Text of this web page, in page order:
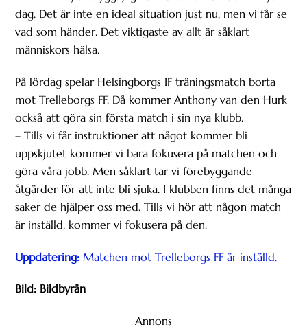
dag. Det är inte en ideal situation just nu, men vi får se
vad som händer. Det viktigaste av allt är såklart
människors hälsa.
På lördag spelar Helsingborgs IF träningsmatch borta
mot Trelleborgs FF. Då kommer Anthony van den Hurk
också att göra sin första match i sin nya klubb.
– Tills vi får instruktioner att något kommer bli
uppskjutet kommer vi bara fokusera på matchen och
göra våra jobb. Men såklart tar vi förebyggande
åtgärder för att inte bli sjuka. I klubben finns det många
saker de hjälper oss med. Tills vi hör att någon match
är inställd, kommer vi fokusera på den.
Uppdatering: Matchen mot Trelleborgs FF är inställd.
Bild: Bildbyrån
Annons